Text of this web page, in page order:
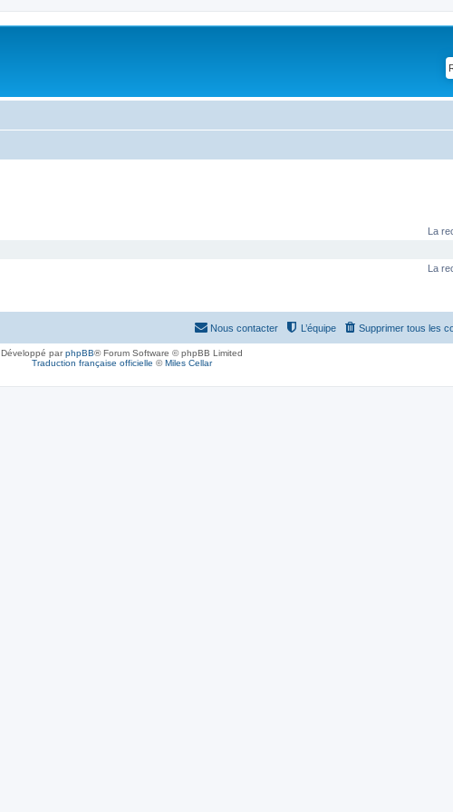
La
La
Supprimer tous les
L’équipe
Nous contacter
Développé parphpBB® Forum Software © phpBB Limited
Traduction française officielle ©Miles Cellar